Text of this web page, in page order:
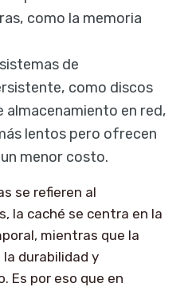
como la memoria
de
como discos
almacenamiento en red,
lentos pero ofrecen
menor costo.
se refieren al
la caché se centra en la
mientras que la
durabilidad y
Es por eso que en